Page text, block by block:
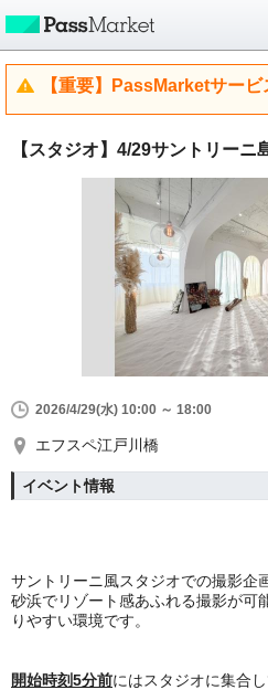
【重要】PassMarketサー
【スタジオ】4/29サントリーニ
2026/4/29(水) 10:00 ～ 18:00
エフスペ江戸川橋
イベント情報
サントリーニ風スタジオでの撮影企
砂浜でリゾート感あふれる撮影が可
りやすい環境です。
開始時刻5分前にはスタジオに集合し